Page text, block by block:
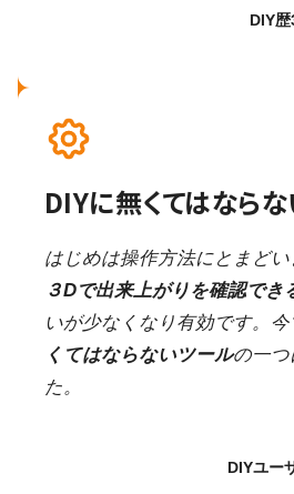
DIY
DIYに無くてはなら
はじめは操作方法にとまどい
３Dで出来上がりを確認でき
いが少なくなり有効です。
くてはならないツールの一つ
た。
DIYユー